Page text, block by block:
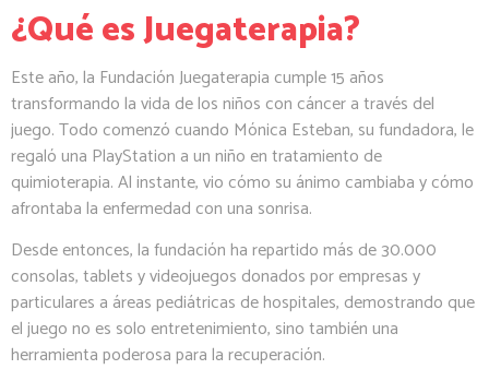
¿Qué es Juegaterapia?
Este año, la Fundación Juegaterapia cumple 15 años
transformando la vida de los niños con cáncer a través del
juego. Todo comenzó cuando Mónica Esteban, su fundadora, le
regaló una PlayStation a un niño en tratamiento de
quimioterapia. Al instante, vio cómo su ánimo cambiaba y cómo
afrontaba la enfermedad con una sonrisa.
Desde entonces, la fundación ha repartido más de 30.000
consolas, tablets y videojuegos donados por empresas y
particulares a áreas pediátricas de hospitales, demostrando que
el juego no es solo entretenimiento, sino también una
herramienta poderosa para la recuperación.